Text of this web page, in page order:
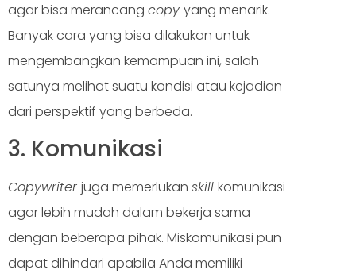
agar bisa merancang copy yang menarik.
Banyak cara yang bisa dilakukan untuk
mengembangkan kemampuan ini, salah
satunya melihat suatu kondisi atau kejadian
dari perspektif yang berbeda.
3. Komunikasi
Copywriter juga memerlukan skill komunikasi
agar lebih mudah dalam bekerja sama
dengan beberapa pihak. Miskomunikasi pun
dapat dihindari apabila Anda memiliki